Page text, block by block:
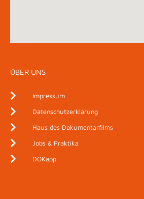
ÜBER UNS
Impressum
Datenschutzerklärung
Haus des Dokumentarfilms
Jobs & Praktika
DOKapp